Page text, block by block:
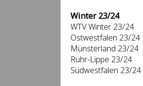
Winter 23/24
WTV Winter 23/24
Ostwestfalen 23/24
Münsterland 23/24
Ruhr-Lippe 23/24
Südwestfalen 23/24